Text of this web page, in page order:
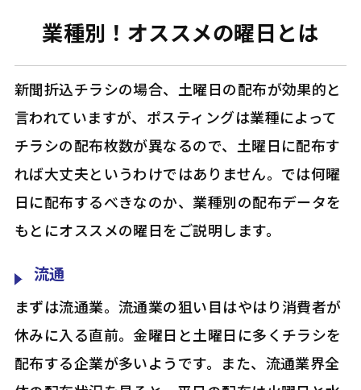
業種別！オススメの曜日とは
新聞折込チラシの場合、土曜日の配布が効果的と
言われていますが、ポスティングは業種によって
チラシの配布枚数が異なるので、土曜日に配布す
れば大丈夫というわけではありません。では何曜
日に配布するべきなのか、業種別の配布データを
もとにオススメの曜日をご説明します。
流通
まずは流通業。流通業の狙い目はやはり消費者が
休みに入る直前。金曜日と土曜日に多くチラシを
配布する企業が多いようです。また、流通業界全